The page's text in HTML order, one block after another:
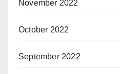
November 2022
October 2022
September 2022